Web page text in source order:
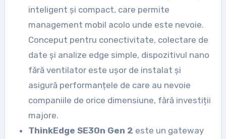
inteligent și compact, care permite
management mobil acolo unde este nevoie.
Conceput pentru conectivitate, colectare de
date și analize edge simple, dispozitivul nano
fără ventilator este ușor de instalat și
asigură performanțele de care au nevoie
companiile de orice dimensiune, fără investiții
majore.
ThinkEdge SE30n Gen 2 este un gateway